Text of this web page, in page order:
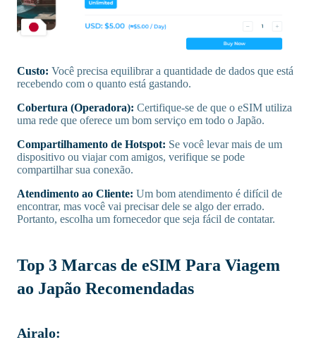
Custo: Você precisa equilibrar a quantidade de dados que está
recebendo com o quanto está gastando.
Cobertura (Operadora): Certifique-se de que o eSIM utiliza
uma rede que oferece um bom serviço em todo o Japão.
Compartilhamento de Hotspot: Se você levar mais de um
dispositivo ou viajar com amigos, verifique se pode
compartilhar sua conexão.
Atendimento ao Cliente: Um bom atendimento é difícil de
encontrar, mas você vai precisar dele se algo der errado.
Portanto, escolha um fornecedor que seja fácil de contatar.
Top 3 Marcas de eSIM Para Viagem
ao Japão Recomendadas
Airalo: